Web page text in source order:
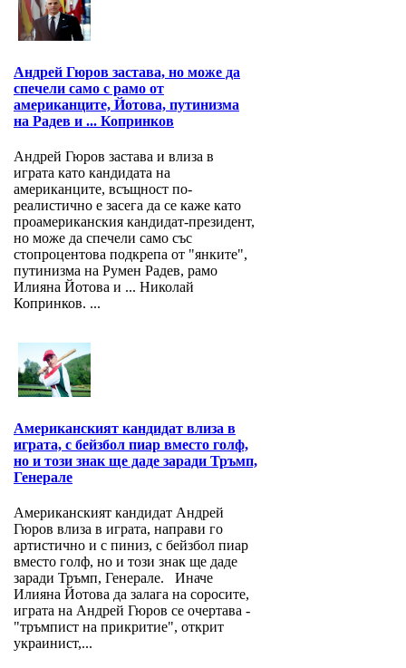
Андрей Гюров застава, но може да
спечели само с рамо от
американците, Йотова, путинизма
на Радев и ... Копринков
Андрей Гюров застава и влиза в
играта като кандидата на
американците, всъщност по-
реалистично е засега да се каже като
проамериканския кандидат-президент,
но може да спечели само със
стопроцентова подкрепа от "янките",
путинизма на Румен Радев, рамо
Илияна Йотова и ... Николай
Копринков. ...
Американският кандидат влиза в
играта, с бейзбол пиар вместо голф,
но и този знак ще даде заради Тръмп,
Генерале
Американският кандидат Андрей
Гюров влиза в играта, направи го
артистично и с пиниз, с бейзбол пиар
вместо голф, но и този знак ще даде
заради Тръмп, Генерале. Иначе
Илияна Йотова да залага на соросите,
играта на Андрей Гюров се очертава -
"тръмпист на прикритие", открит
украинист,...